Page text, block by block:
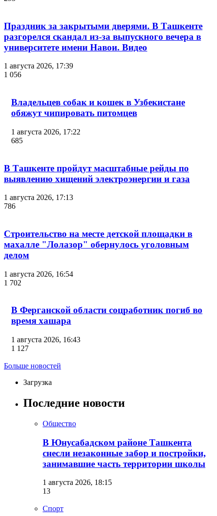
Праздник за закрытыми дверями. В Ташкенте
разгорелся скандал из-за выпускного вечера в
университете имени Навои. Видео
1 августа 2026, 17:39
1 056
Владельцев собак и кошек в Узбекистане
обяжут чипировать питомцев
1 августа 2026, 17:22
685
В Ташкенте пройдут масштабные рейды по
выявлению хищений электроэнергии и газа
1 августа 2026, 17:13
786
Строительство на месте детской площадки в
махалле "Лолазор" обернулось уголовным
делом
1 августа 2026, 16:54
1 702
В Ферганской области соцработник погиб во
время хашара
1 августа 2026, 16:43
1 127
Больше новостей
Загрузка
Последние новости
Общество
В Юнусабадском районе Ташкента
снесли незаконные забор и постройки,
занимавшие часть территории школы
1 августа 2026, 18:15
13
Спорт